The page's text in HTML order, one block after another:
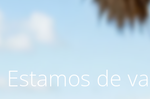
Estamos de